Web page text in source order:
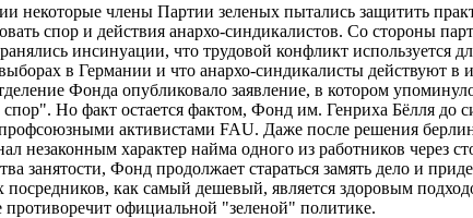
некоторые члены Партии зеленых пытались защитить
спор и действия анархо-синдикалистов. Со стороны
инсинуации, что трудовой конфликт используется
в Германии и что анархо-синдикалисты действуют в
Фонда опубликовало заявление, в котором
Но факт остается фактом, Фонд им. Генриха Бёлля до
активистами FAU. Даже после решения
незаконным характер найма одного из работников
занятости, Фонд продолжает стараться замять дело и
посредников, как самый дешевый, является здоровым
противоречит официальной "зеленой" политике.